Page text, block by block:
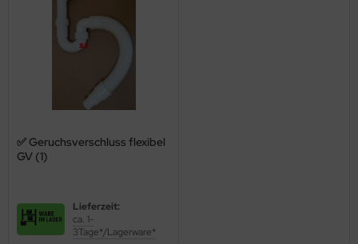
✅ Geruchsverschluss flexibel
GV (1)
Lieferzeit:
ca. 1-
3Tage*/Lagerware*